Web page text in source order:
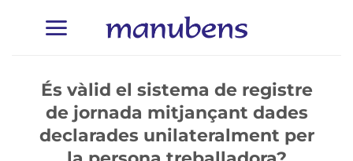
És vàlid el sistema de registre
de jornada mitjançant dades
declarades unilateralment per